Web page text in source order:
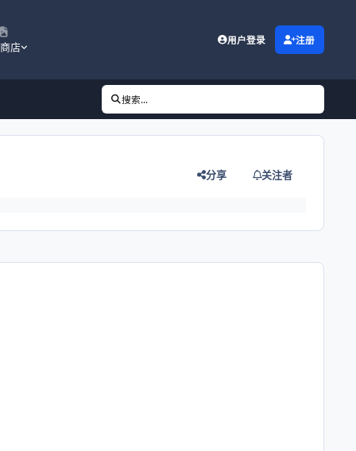
商店
用户登录 注册
搜索...
分享 关注者